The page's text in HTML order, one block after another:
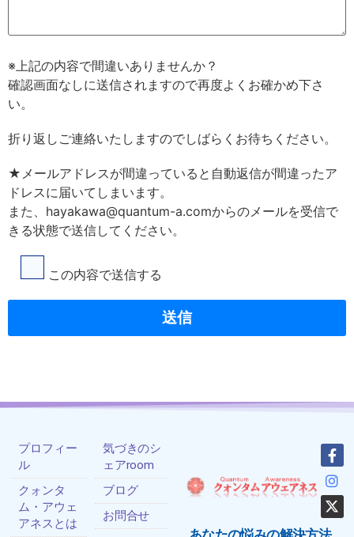
※上記の内容で間違いありませんか？
確認画面なしに送信されますので再度よくお確かめ下さ
い。
折り返しご連絡いたしますのでしばらくお待ちください。
★メールアドレスが間違っていると自動返信が間違ったア
ドレスに届いてしまいます。
また、hayakawa@quantum-a.comからのメールを受信で
きる状態で送信してください。
この内容で送信する
プロフィー
ル
クォンタ
ム・アウェ
アネスとは
気づきのシ
ェアroom
ブログ
お問合せ